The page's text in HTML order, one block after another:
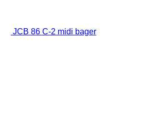
JCB 86 C-2 midi bager